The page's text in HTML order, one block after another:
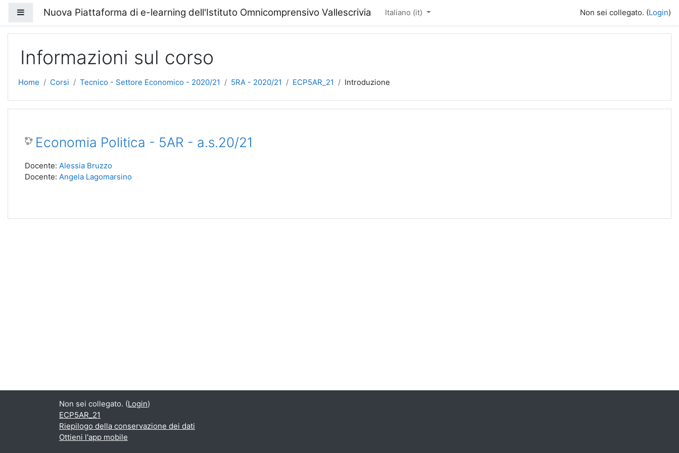
Pannello laterale
Nuova Piattaforma di e-learning dell'Istituto Omnicomprensivo Vallescrivia Italiano ‎(it)‎ Non sei collegato. (Login)
Informazioni sul corso
Home Corsi Tecnico - Settore Economico - 2020/21 5RA - 2020/21 ECP5AR_21 Introduzione
Economia Politica - 5AR - a.s.20/21
Docente: Alessia Bruzzo
Docente: Angela Lagomarsino
Non sei collegato. (Login)
ECP5AR_21
Riepilogo della conservazione dei dati
Ottieni l'app mobile